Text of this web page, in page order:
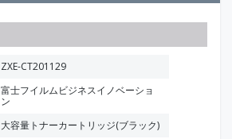
ZXE-CT201129
富士フイルムビジネスイノベーショ
ン
大容量トナーカートリッジ(ブラック)